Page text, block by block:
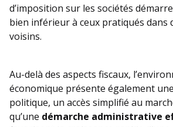
d’imposition sur les sociétés
bien inférieur à ceux pratiqués dans
voisins.
Au-delà des aspects fiscaux,
économique présente également
politique, un accès simplifié au
qu’une démarche administrative